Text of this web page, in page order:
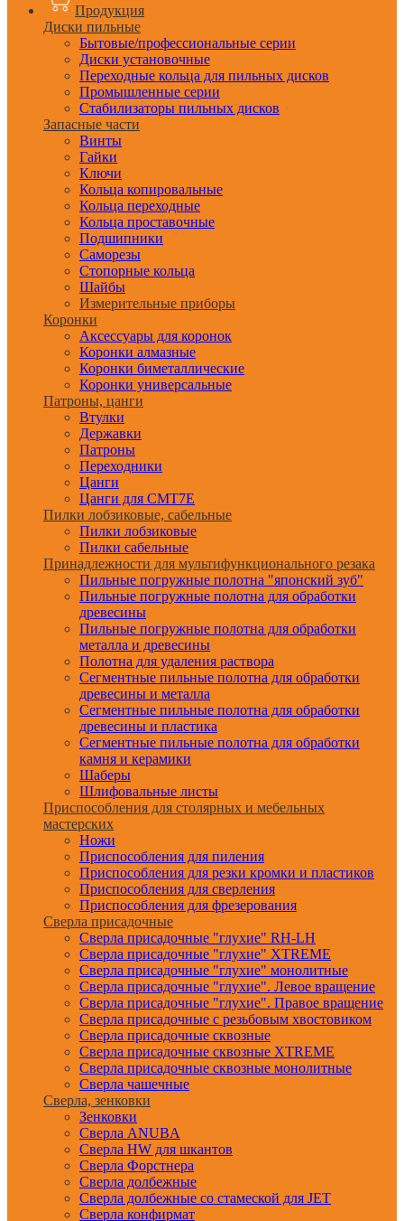
Продукция
Диски пильные
Бытовые/профессиональные серии
Диски установочные
Переходные кольца для пильных дисков
Промышленные серии
Стабилизаторы пильных дисков
Запасные части
Винты
Гайки
Ключи
Кольца копировальные
Кольца переходные
Кольца проставочные
Подшипники
Саморезы
Стопорные кольца
Шайбы
Измерительные приборы
Коронки
Аксессуары для коронок
Коронки алмазные
Коронки биметаллические
Коронки универсальные
Патроны, цанги
Втулки
Державки
Патроны
Переходники
Цанги
Цанги для CMT7E
Пилки лобзиковые, сабельные
Пилки лобзиковые
Пилки сабельные
Принадлежности для мультифункционального резака
Пильные погружные полотна "японский зуб"
Пильные погружные полотна для обработки
древесины
Пильные погружные полотна для обработки
металла и древесины
Полотна для удаления раствора
Сегментные пильные полотна для обработки
древесины и металла
Сегментные пильные полотна для обработки
древесины и пластика
Сегментные пильные полотна для обработки
камня и керамики
Шаберы
Шлифовальные листы
Приспособления для столярных и мебельных
мастерских
Ножи
Приспособления для пиления
Приспособления для резки кромки и пластиков
Приспособления для сверления
Приспособления для фрезерования
Сверла присадочные
Сверла присадочные "глухие" RH-LH
Сверла присадочные "глухие" XTREME
Сверла присадочные "глухие" монолитные
Сверла присадочные "глухие". Левое вращение
Сверла присадочные "глухие". Правое вращение
Сверла присадочные с резьбовым хвостовиком
Сверла присадочные сквозные
Сверла присадочные сквозные XTREME
Сверла присадочные сквозные монолитные
Сверла чашечные
Сверла, зенковки
Зенковки
Сверла ANUBA
Сверла HW для шкантов
Сверла Форстнера
Сверла долбежные
Сверла долбежные со стамеской для JET
Сверла конфирмат